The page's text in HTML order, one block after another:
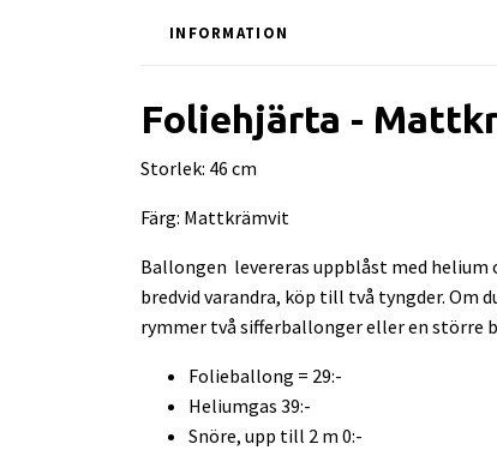
INFORMATION
Foliehjärta -
Storlek: 46 cm
Färg: Mattkrämvit
Ballongen levereras uppblåst med
bredvid varandra, köp till två tyngder. Om
rymmer två sifferballonger eller en större
Folieballong = 29:-
Heliumgas 39:-
Snöre, upp till 2 m 0:-